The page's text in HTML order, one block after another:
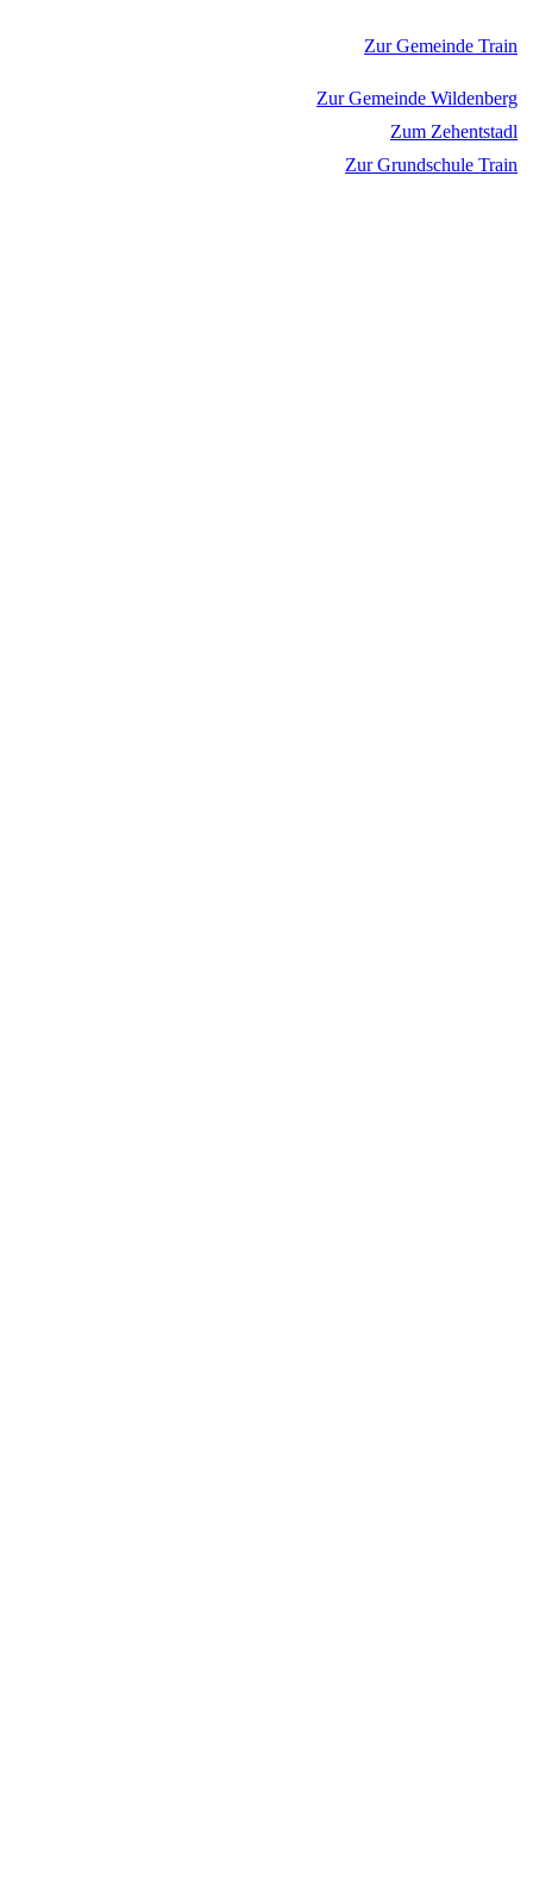
Zur Gemeinde Train
Zur Gemeinde Wildenberg
Zum Zehentstadl
Zur Grundschule Train